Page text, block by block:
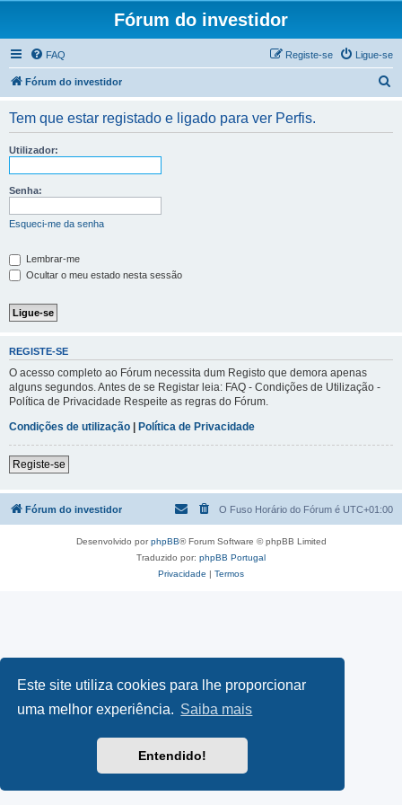
Este site utiliza cookies para lhe proporcionar
uma melhor experiência. Saiba mais
Entendido!
Fórum do investidor
FAQ Ligue-se
Registe-se
Fórum do investidor
Tem que estar registado e ligado para ver Perfis.
Utilizador:
Senha:
Esqueci-me da senha
Lembrar-me
Ocultar o meu estado nesta sessão
REGISTE-SE
O acesso completo ao Fórum necessita dum Registo que demora apenas
alguns segundos. Antes de se Registar leia: FAQ - Condições de Utilização -
Política de Privacidade Respeite as regras do Fórum.
Condições de utilização | Política de Privacidade
Registe-se
Fórum do investidor O Fuso Horário do Fórum é UTC+01:00
Desenvolvido porphpBB® Forum Software © phpBB Limited
Traduzido por: phpBB Portugal
Privacidade | Termos